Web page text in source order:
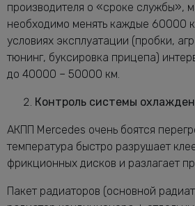
производителя о «сроке службы»,
необходимо менять каждые 60000
условиях эксплуатации (пробки,
тюнинг, буксировка прицепа)
до 40000 – 50000 км.
Контроль системы
АКПП Mercedes очень боятся
температура быстро разрушает
фрикционных дисков и разлагает
Пакет радиаторов (основной